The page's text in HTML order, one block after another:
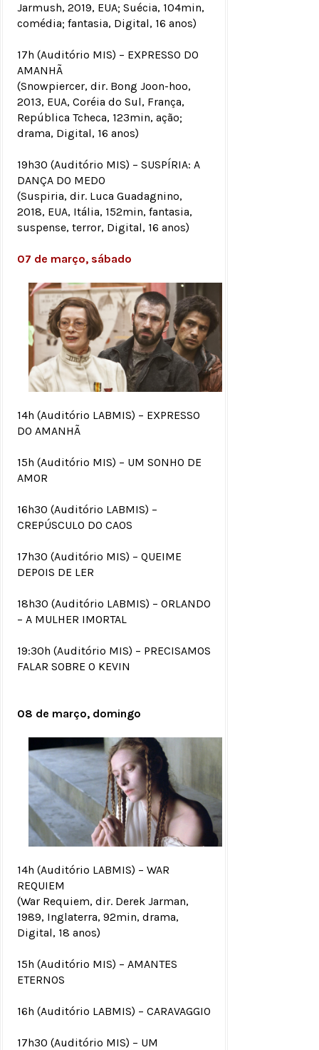
Jarmush, 2019, EUA; Suécia, 104min,
comédia; fantasia, Digital, 16 anos)
17h (Auditório MIS) – EXPRESSO DO
AMANHÃ
(Snowpiercer, dir. Bong Joon-hoo,
2013, EUA, Coréia do Sul, França,
República Tcheca, 123min, ação;
drama, Digital, 16 anos)
19h30 (Auditório MIS) – SUSPÍRIA: A
DANÇA DO MEDO
(Suspiria, dir. Luca Guadagnino,
2018, EUA, Itália, 152min, fantasia,
suspense, terror, Digital, 16 anos)
07 de março, sábado
14h (Auditório LABMIS) – EXPRESSO
DO AMANHÃ
15h (Auditório MIS) – UM SONHO DE
AMOR
16h30 (Auditório LABMIS) –
CREPÚSCULO DO CAOS
17h30 (Auditório MIS) – QUEIME
DEPOIS DE LER
18h30 (Auditório LABMIS) – ORLANDO
– A MULHER IMORTAL
19:30h (Auditório MIS) – PRECISAMOS
FALAR SOBRE O KEVIN
08 de março, domingo
14h (Auditório LABMIS) – WAR
REQUIEM
(War Requiem, dir. Derek Jarman,
1989, Inglaterra, 92min, drama,
Digital, 18 anos)
15h (Auditório MIS) – AMANTES
ETERNOS
16h (Auditório LABMIS) – CARAVAGGIO
17h30 (Auditório MIS) – UM